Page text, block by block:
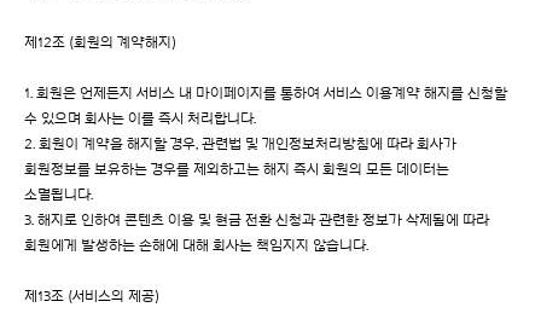
제12조 (회원의 계약해지)
1. 회원은 언제든지 서비스 내 마이페이지를 통하여 서비스 이용계약 해지를 신청할
수 있으며 회사는 이를 즉시 처리합니다.
2. 회원이 계약을 해지할 경우, 관련법 및 개인정보처리방침에 따라 회사가
회원정보를 보유하는 경우를 제외하고는 해지 즉시 회원의 모든 데이터는
소멸됩니다.
3. 해지로 인하여 콘텐츠 이용 및 현금 전환 신청과 관련한 정보가 삭제됨에 따라
회원에게 발생하는 손해에 대해 회사는 책임지지 않습니다.
제13조 (서비스의 제공)